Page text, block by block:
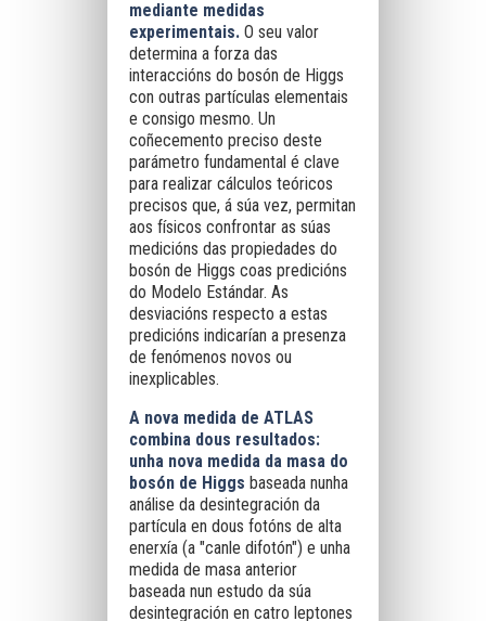
mediante medidas
experimentais. O seu valor
determina a forza das
interaccións do bosón de Higgs
con outras partículas elementais
e consigo mesmo. Un
coñecemento preciso deste
parámetro fundamental é clave
para realizar cálculos teóricos
precisos que, á súa vez, permitan
aos físicos confrontar as súas
medicións das propiedades do
bosón de Higgs coas predicións
do Modelo Estándar. As
desviacións respecto a estas
predicións indicarían a presenza
de fenómenos novos ou
inexplicables.
A nova medida de ATLAS
combina dous resultados:
unha nova medida da masa do
bosón de Higgs baseada nunha
análise da desintegración da
partícula en dous fotóns de alta
enerxía (a "canle difotón") e unha
medida de masa anterior
baseada nun estudo da súa
desintegración en catro leptones